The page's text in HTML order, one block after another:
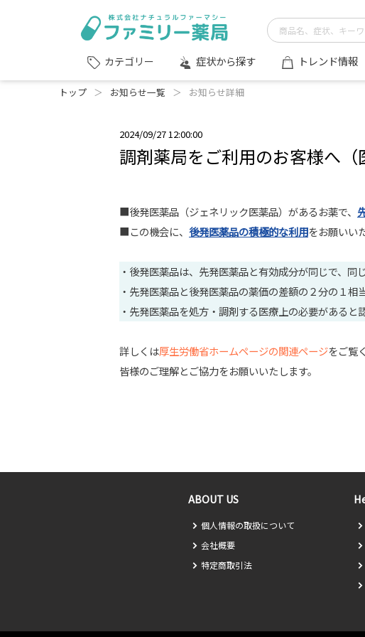
カテゴリー 症状から探す トレンド情報
トップ ＞ お知らせ一覧 ＞ お知らせ詳細
2024/09/27 12:00:00
調剤薬局をご利用のお客様へ（
■後発医薬品（ジェネリック医薬品）があるお薬で、
■この機会に、 後発医薬品の積極的な利用をお願いい
・後発医薬品は、先発医薬品と有効成分が同じで、同
・先発医薬品と後発医薬品の薬価の差額の２分の１
・先発医薬品を処方・調剤する医療上の必要があると
詳しくは厚生労働省ホームページの関連ページをご覧
皆様のご理解とご協力をお願いいたします。
ABOUT US
個人情報の取扱について
会社概要
特定商取引法